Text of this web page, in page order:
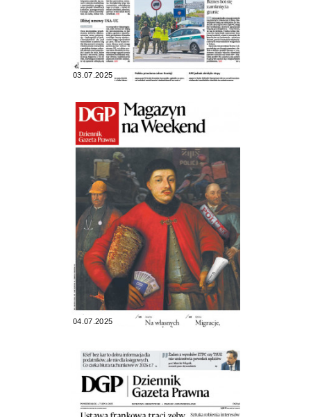
03.07.2025
04.07.2025